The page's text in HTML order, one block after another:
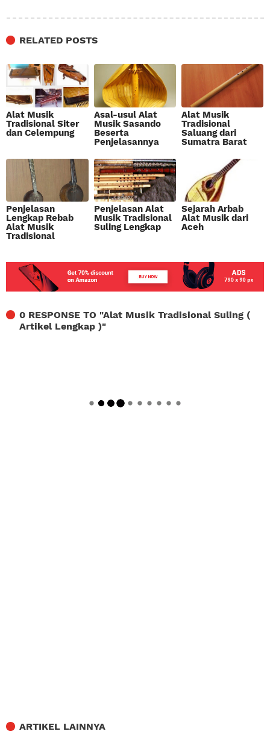
RELATED POSTS
Alat Musik
Tradisional Siter
dan Celempung
Asal-usul Alat
Musik Sasando
Beserta
Penjelasannya
Alat Musik
Tradisional
Saluang dari
Sumatra Barat
Penjelasan
Lengkap Rebab
Alat Musik
Tradisional
Penjelasan Alat
Musik Tradisional
Suling Lengkap
Sejarah Arbab
Alat Musik dari
Aceh
0 RESPONSE TO "Alat Musik Tradisional Suling (
Artikel Lengkap )"
ARTIKEL LAINNYA